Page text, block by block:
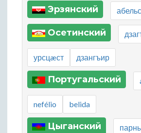
Эрзянский
Осетинский
урсцæст дзангъир
Португальский
nefélio belida
Цыганский